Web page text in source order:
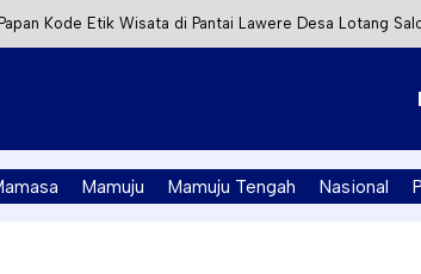
Kode Etik Wisata di Pantai Lawere Desa Lotang
Soroti Kejanggalan Kasus Tambang Emas Ilegal
Mamuju Mamuju Tengah Nasional